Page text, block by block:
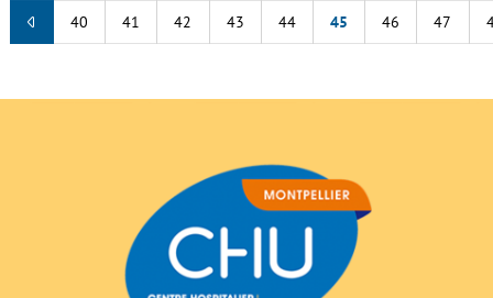
40 41 42 43 44 45 46 47